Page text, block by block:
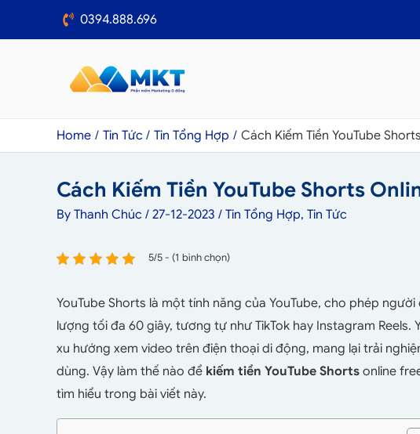
0394.888.696
Home Tin Tức Tin Tổng Hợp Cách Kiếm Tiền YouTube
Cách Kiếm Tiền YouTube Shorts
By Thanh Chúc / 27-12-2023 / Tin Tổng Hợp, Tin Tức
5/5 - (1 bình chọn)
YouTube Shorts là một tính năng của YouTube, cho phép
lượng tối đa 60 giây, tương tự như TikTok hay Instagram
xu hướng xem video trên điện thoại di động, mang lại trải
dùng. Vậy làm thế nào để kiếm tiền YouTube Shorts online
tìm hiểu trong bài viết này.